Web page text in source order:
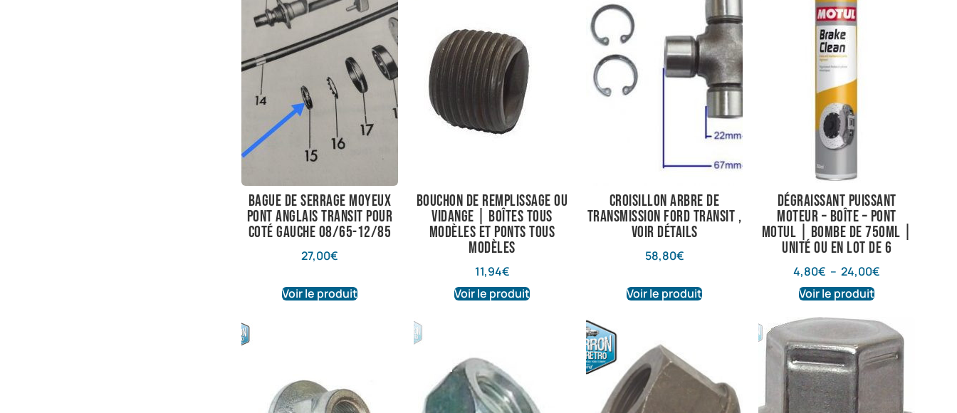
bague de serrage moyeux
pont anglais transit pour
coté gauche 08/65-12/85
27,00€
Voir le produit
Bouchon de remplissage ou
vidange | Boîtes tous
modèles et ponts tous
modèles
11,94€
Voir le produit
croisillon arbre de
transmission ford transit ,
voir détails
58,80€
Voir le produit
Dégraissant puissant
Moteur – Boîte – Pont
Motul | Bombe de 750ml |
Unité ou en lot de 6
4,80€ – 24,00€
Voir le produit